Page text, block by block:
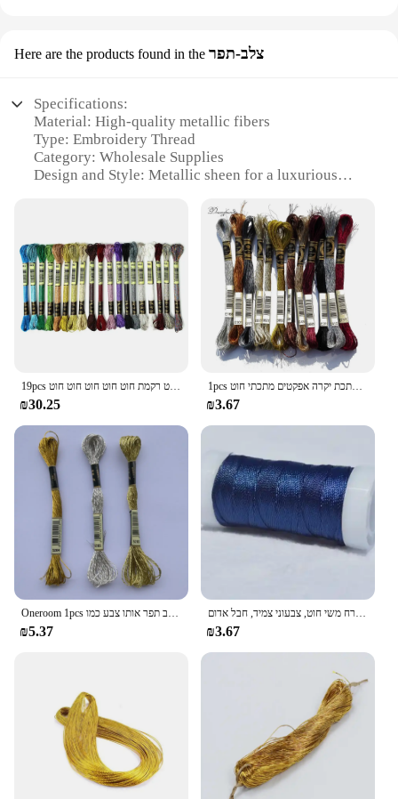
Here are the products found in the צלב-תפר
Specifications:
Material: High-quality metallic fibers
Type: Embroidery Thread
Category: Wholesale Supplies
Design and Style: Metallic sheen for a luxurious
Usage and Purpose: Ideal for embellishing
garments, accessories, and home decor
Performance and Property: Durable and resistant to
fading
Parts and Accessories: Available in sets for easy
selection and organization
Features:
**Elevate Your Craftsmanship**
The Metallic Embroidery Thread is a must-have for
those who appreciate the finer details in their
embroidery projects. These threads are crafted from
premium metallic fibers that offer a brilliant shine
and a lustrous finish, perfect for adding a touch of
elegance to any design. Whether you're an
embroidery enthusiast, a professional tailor, or a
DIY crafter, this thread is designed to meet the
needs of all skill levels. The metallic sheen of the
thread is not only visually appealing but also adds a
sense of luxury to your creations.
**Versatile and Long-Lasting**
This embroidery thread is not just about aesthetics;
it's also built to last. The metallic fibers are woven
together to form a robust thread that resists fading
and wear, ensuring that your embroidery remains
vibrant and intact over time. Whether you're
stitching on delicate fabrics or creating bold
designs, the durability of this thread ensures that
19pcs רקמה מתכתית חוט חוט רקמת חוט חוט חוט רקמת חוט חוט חוט חוט חוט
₪30.25
1pcs מתכת יקרה אפקטים מתכתי חוט E168 E301 E317 E677 E3821 E3852 DMC צבע חוט רקמת DIY רקמה
₪3.67
Oneroom 1pcs מתכתי חוט עבור צלב תפר אותו צבע כמו DMC חוט 5283 כסף 5282 אור זהב 5284 זהב רקמה
₪5.37
רב תקוע יד ארוג מגדל אשכול, מצויץ ציצית חוט, ניילון מבריק קרח משי חוט, צבעוני צמיד, חבל אדום
₪3.67